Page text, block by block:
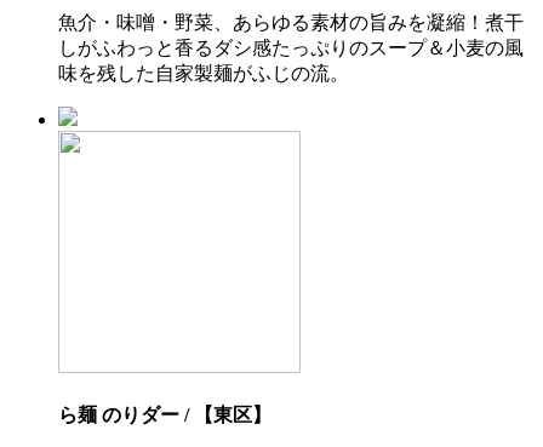
魚介・味噌・野菜、あらゆる素材の旨みを凝縮！煮干
しがふわっと香るダシ感たっぷりのスープ＆小麦の風
味を残した自家製麺がふじの流。
ら麺 のりダー / 【東区】